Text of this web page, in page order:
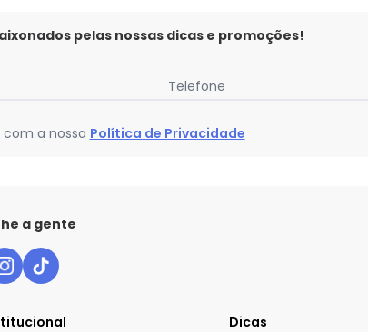
pelas nossas dicas e promoções!
Telefone
a nossa Política de Privacidade
a gente
Dicas